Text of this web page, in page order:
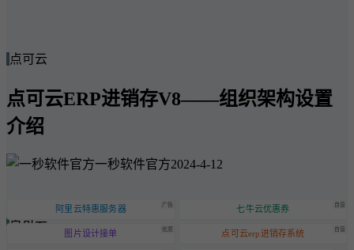
点可云
点可云ERP进销存V8——组织架构设置
介绍
一秒软件官方2024-4-12
点可云
阿里云特惠服务器 广告 七牛云优惠券 自营
图片设计接单 优质 点可云erp进销存系统 自营